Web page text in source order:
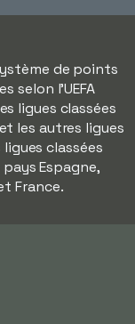
de points
selon l'UEFA
ligues classées
les autres ligues
classées
Espagne,
France.